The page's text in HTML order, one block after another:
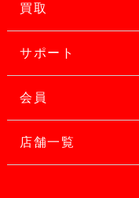
買取
サポート
会員
店舗一覧